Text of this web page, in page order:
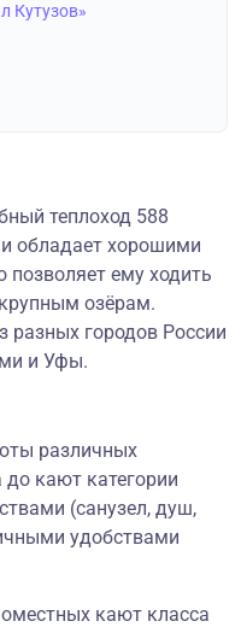
Кутузов»
теплоход 588
обладает хорошими
ему ходить
озёрам.
разных городов России
и Уфы.
различных
до кают категории
(санузел, душ,
удобствами
кают класса